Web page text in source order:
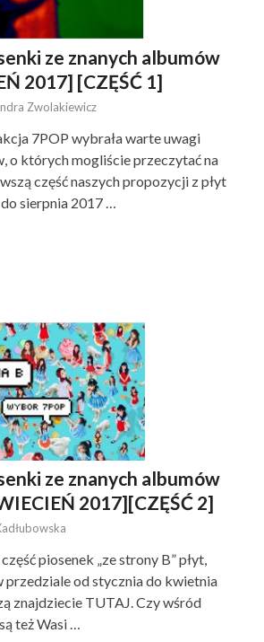
ze znanych albumów
2017] [CZĘŚĆ 1]
Zwolakiewicz
7POP wybrała warte uwagi
o których mogliście przeczytać na
część naszych propozycji z płyt
sierpnia 2017 …
ze znanych albumów
2017][CZĘŚĆ 2]
piosenek „ze strony B” płyt,
przedziale od stycznia do kwietnia
znajdziecie TUTAJ. Czy wśród
też Wasi …